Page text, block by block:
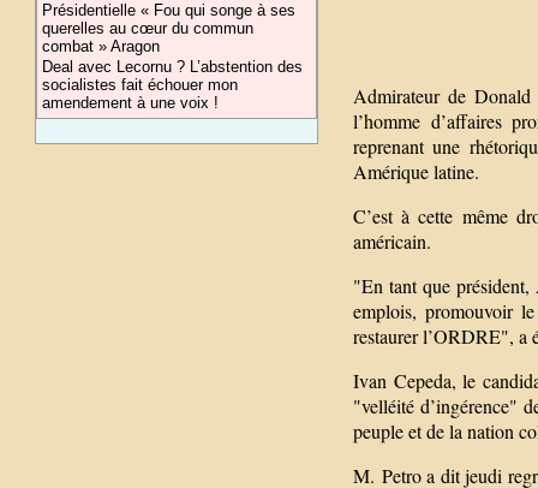
Présidentielle « Fou qui songe à ses
querelles au cœur du commun
combat » Aragon
Deal avec Lecornu ? L’abstention des
socialistes fait échouer mon
amendement à une voix !
Admirateur de
l’homme d’affaires
reprenant une
Amérique latine.
C’est à cette même
américain.
"En tant que président,
emplois, promouvoir
restaurer l’ORDRE", a
Ivan Cepeda, le
"velléité d’ingérence"
peuple et de la nation
M. Petro a dit jeudi